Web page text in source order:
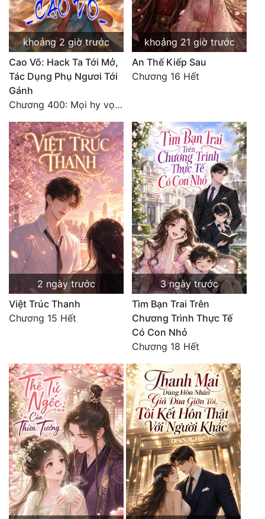
khoảng 2 giờ trước
Cao Võ: Hack Ta Tới Mở,
Tác Dụng Phụ Ngươi Tới
Gánh
Chương 400: Mọi hy vọng đặt trên Tô Mặc!
khoảng 21 giờ trước
An Thế Kiếp Sau
Chương 16 Hết
2 ngày trước
Việt Trúc Thanh
Chương 15 Hết
3 ngày trước
Tìm Bạn Trai Trên
Chương Trình Thực Tế
Có Con Nhỏ
Chương 18 Hết